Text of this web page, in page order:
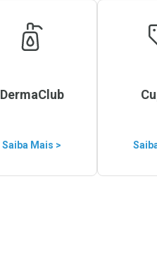
DermaClub
Saiba Mais >